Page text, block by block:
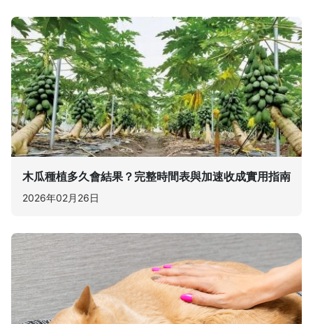
木瓜種植多久會結果？完整時間表與加速收成實用指南
2026年02月26日